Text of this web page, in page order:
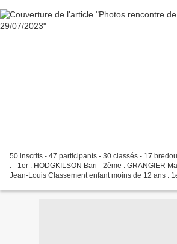
50 inscrits - 47 participants - 30 classés - 17
: - 1er : HODGKILSON Bari - 2ème : GRANGIER
Jean-Louis Classement enfant moins de 12 ans :